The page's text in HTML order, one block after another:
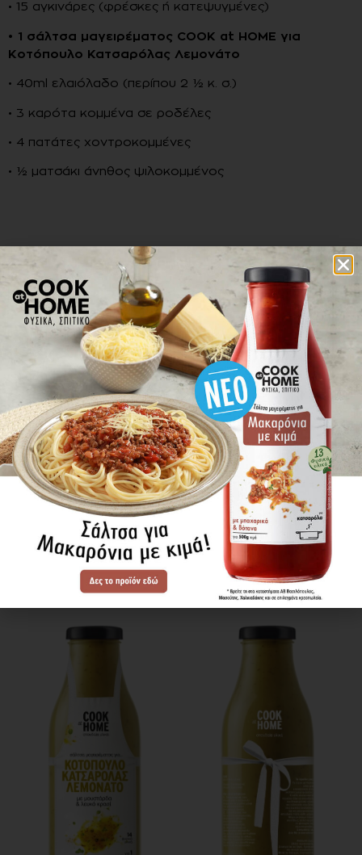
• 15 αγκινάρες (φρέσκες ή κατεψυγμένες)
• 1 σάλτσα μαγειρέματος COOK at HOME για
Κοτόπουλο Κατσαρόλας Λεμονάτο
• 40ml ελαιόλαδο (περίπου 2 ½ κ. σ.)
• 3 καρότα κομμένα σε ροδέλες
• 4 πατάτες χοντροκομμένες
• ½ ματσάκι άνηθος ψιλοκομμένος
1.Σε μια φαρδιά κατσαρόλα, ζεσταίνουμε το λάδι και
σοτάρουμε τις πατάτες.
Προσθέτουμε τα καρότα και τις αγκινάρες και
σοτάρουμε για 1-2 λεπτά.
Περιχύνουμε όλη τη σάλτσα μαγειρέματοςCOOK at
HOMEκαι ανακατεύουμε καλά.
4.Μαγειρεύουμε με σκεπασμένη κατσαρόλα σε μέτρια
φωτιά για 30-40 λεπτά περίπου, μέχρι να μαγειρευτεί
το φαγητό. Κατά τη διάρκεια, ελέγχουμε το φαγητό
και προσθέτουμε λίγο νερό αν χρειαστεί. Λίγο πριν
αποσύρουμε από τη φωτιά, προσθέτουμε τον
ψιλοκομμένο άνηθο.
Τρόπος σερβιρίσματος
Σερβίρουμε το φαγητό σε μερίδες.